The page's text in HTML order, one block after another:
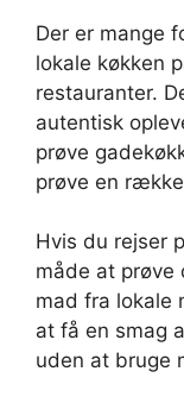
Der er mange
lokale køkken
restauranter.
autentisk
prøve
prøve en
Hvis du rejser
måde at prøve
mad fra lokale
at få en smag
uden at bruge